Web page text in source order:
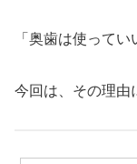
「奥歯は使って
今回は、その理由